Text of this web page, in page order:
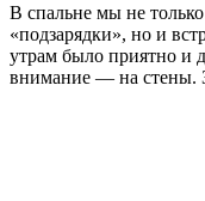
В спальне мы не
«подзарядки», но и
утрам было приятно и
внимание — на стены.